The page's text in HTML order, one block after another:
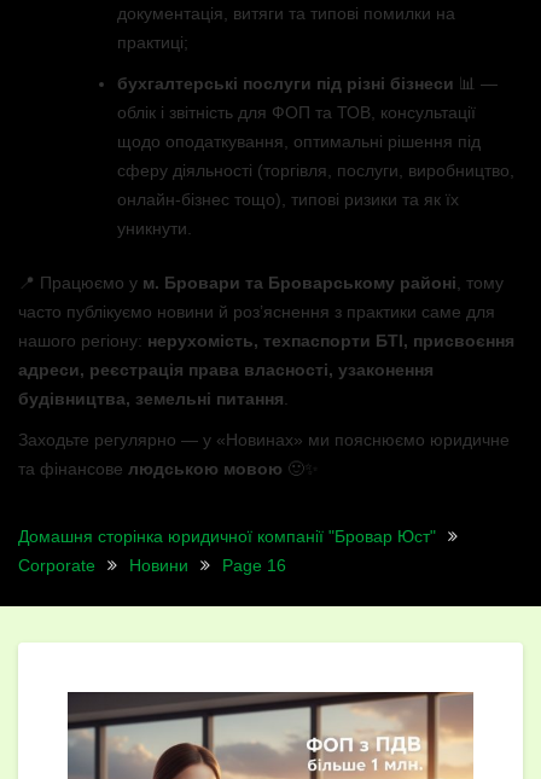
документація, витяги та типові помилки на
практиці;
бухгалтерські послуги під різні бізнеси 📊 —
облік і звітність для ФОП та ТОВ, консультації
щодо оподаткування, оптимальні рішення під
сферу діяльності (торгівля, послуги, виробництво,
онлайн-бізнес тощо), типові ризики та як їх
уникнути.
📍 Працюємо у м. Бровари та Броварському районі , тому
часто публікуємо новини й роз’яснення з практики саме для
нашого регіону: нерухомість, техпаспорти БТІ, присвоєння
адреси, реєстрація права власності, узаконення
будівництва, земельні питання
Заходьте регулярно — у «Новинах» ми пояснюємо юридичне
та фінансове людською мовою 🙂✨
Домашня сторінка юридичної компанії "Бровар Юст"
Corporate
Новини Page 16